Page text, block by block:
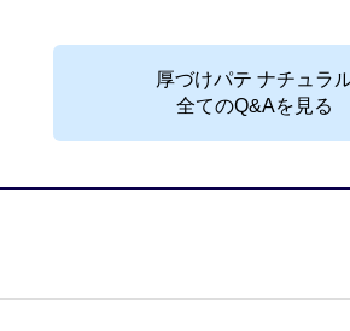
厚づけパテ ナチュラ
全てのQ&Aを見る